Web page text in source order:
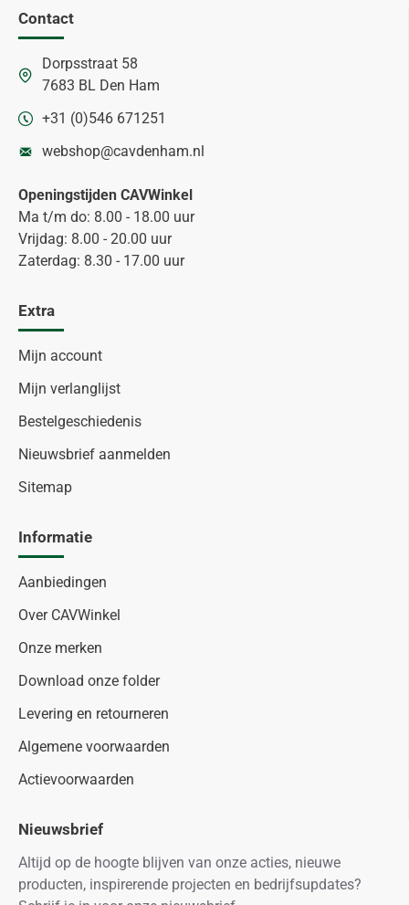
Contact
Dorpsstraat 58
7683 BL Den Ham
+31 (0)546 671251
webshop@cavdenham.nl
Openingstijden CAVWinkel
Ma t/m do: 8.00 - 18.00 uur
Vrijdag: 8.00 - 20.00 uur
Zaterdag: 8.30 - 17.00 uur
Extra
Mijn account
Mijn verlanglijst
Bestelgeschiedenis
Nieuwsbrief aanmelden
Sitemap
Informatie
Aanbiedingen
Over CAVWinkel
Onze merken
Download onze folder
Levering en retourneren
Algemene voorwaarden
Actievoorwaarden
Nieuwsbrief
Altijd op de hoogte blijven van onze acties, nieuwe
producten, inspirerende projecten en bedrijfsupdates?